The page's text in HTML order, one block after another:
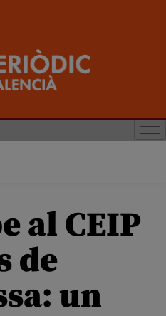
al CEIP
de
un